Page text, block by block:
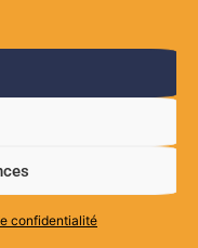
confidentialité
85280 La Ferrière
aussi sur...